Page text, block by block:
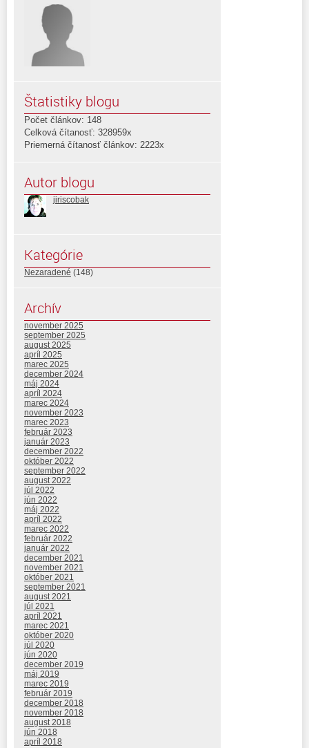
Štatistiky blogu
Počet článkov: 148
Celková čítanosť: 328959x
Priemerná čítanosť článkov: 2223x
Autor blogu
jiriscobak
Kategórie
Nezaradené (148)
Archív
november 2025
september 2025
august 2025
apríl 2025
marec 2025
december 2024
máj 2024
apríl 2024
marec 2024
november 2023
marec 2023
február 2023
január 2023
december 2022
október 2022
september 2022
august 2022
júl 2022
jún 2022
máj 2022
apríl 2022
marec 2022
február 2022
január 2022
december 2021
november 2021
október 2021
september 2021
august 2021
júl 2021
apríl 2021
marec 2021
október 2020
júl 2020
jún 2020
december 2019
máj 2019
marec 2019
február 2019
december 2018
november 2018
august 2018
jún 2018
apríl 2018